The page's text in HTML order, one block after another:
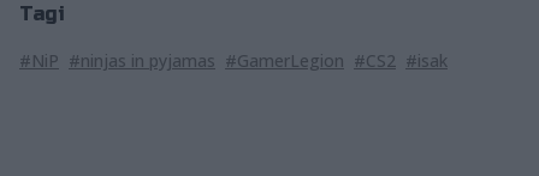
Tagi
#NiP #ninjas in pyjamas #GamerLegion #CS2 #isak